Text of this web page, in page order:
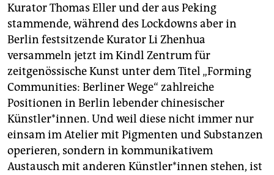
Kurator Thomas Eller und der aus Peking
stammende, während des Lockdowns aber in
Berlin festsitzende Kurator Li Zhenhua
versammeln jetzt im Kindl Zentrum für
zeitgenössische Kunst unter dem Titel „Forming
Communities: Berliner Wege“ zahlreiche
Positionen in Berlin lebender chinesischer
Künstler*innen. Und weil diese nicht immer nur
einsam im Atelier mit Pigmenten und Substanzen
operieren, sondern in kommunikativem
Austausch mit anderen Künst­le­r*in­nen stehen, ist